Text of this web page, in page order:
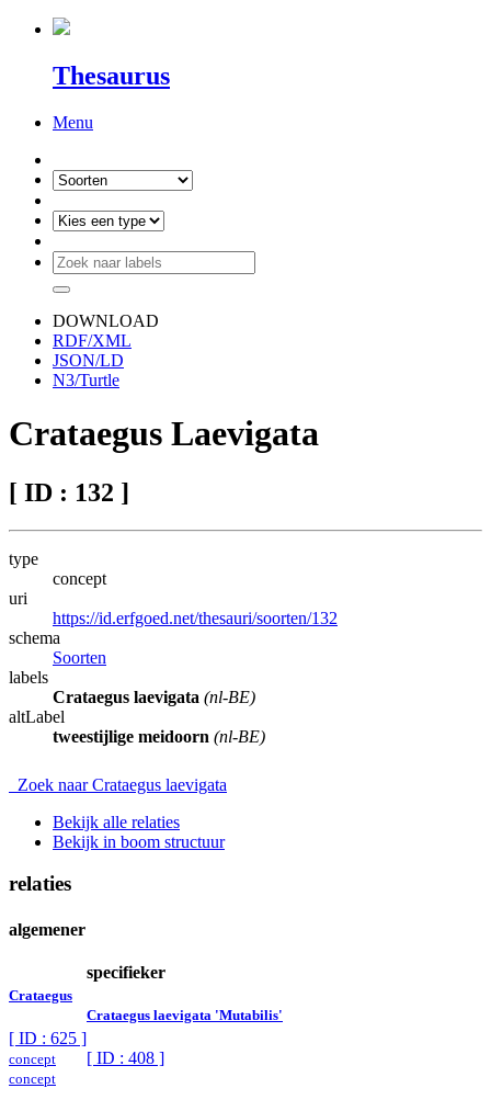
Thesaurus
Menu
DOWNLOAD
RDF/XML
JSON/LD
N3/Turtle
Crataegus Laevigata
[ ID : 132 ]
type
concept
uri
https://id.erfgoed.net/thesauri/soorten/132
schema
Soorten
labels
Crataegus laevigata (nl-BE)
altLabel
tweestijlige meidoorn (nl-BE)
Zoek naar Crataegus laevigata
Bekijk alle relaties
Bekijk in boom structuur
relaties
algemener
Crataegus
[ ID : 625 ]
concept
specifieker
Crataegus laevigata 'Mutabilis'
[ ID : 408 ]
concept